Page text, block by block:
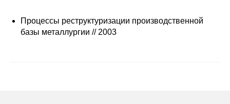
Сотрудники
Процессы реструктуризации производственной
базы металлургии // 2003